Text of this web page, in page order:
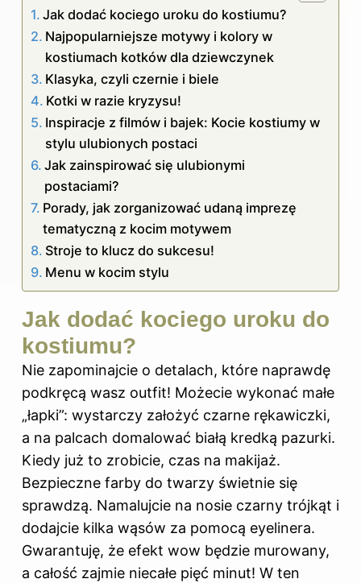
Jak dodać kociego uroku do kostiumu?
Najpopularniejsze motywy i kolory w
kostiumach kotków dla dziewczynek
Klasyka, czyli czernie i biele
Kotki w razie kryzysu!
Inspiracje z filmów i bajek: Kocie kostiumy w
stylu ulubionych postaci
Jak zainspirować się ulubionymi
postaciami?
Porady, jak zorganizować udaną imprezę
tematyczną z kocim motywem
Stroje to klucz do sukcesu!
Menu w kocim stylu
Jak dodać kociego uroku do
kostiumu?
Nie zapominajcie o detalach, które naprawdę
podkręcą wasz outfit! Możecie wykonać małe
„łapki”: wystarczy założyć czarne rękawiczki,
a na palcach domalować białą kredką pazurki.
Kiedy już to zrobicie, czas na makijaż.
Bezpieczne farby do twarzy świetnie się
sprawdzą. Namalujcie na nosie czarny trójkąt i
dodajcie kilka wąsów za pomocą eyelinera.
Gwarantuję, że efekt wow będzie murowany,
a całość zajmie niecałe pięć minut! W ten